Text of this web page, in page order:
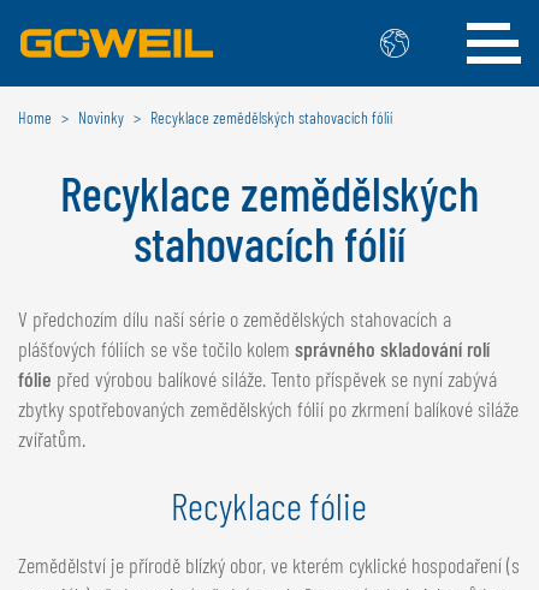
Zvolte Váš jazyk / Vaši zemi
MEZINÁRODNÍ
ENGLISH
FRANÇAIS
NEDERLANDS
ESPAÑOL
ČESKÝ
NEDERLANDS
Home Novinky Recyklace zemědělských stahovacích fólií
Recyklace zemědělských
stahovacích fólií
V předchozím dílu naší série o zemědělských stahovacích a
plášťových fóliích se vše točilo kolem správného skladování rolí
fólie před výrobou balíkové siláže. Tento příspěvek se nyní zabývá
zbytky spotřebovaných zemědělských fólií po zkrmení balíkové siláže
zvířatům.
Recyklace fólie
Zemědělství je přírodě blízký obor, ve kterém cyklické hospodaření (s